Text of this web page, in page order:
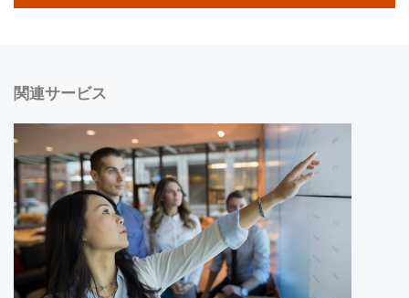
関連サービス